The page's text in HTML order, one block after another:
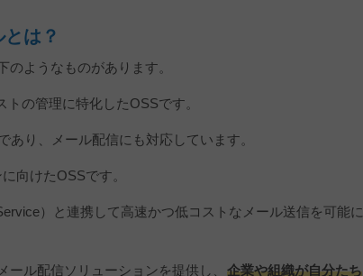
は？
ようなものがあります。
の管理に特化したOSSです。
あり、メール配信にも対応しています。
向けたOSSです。
）と連携して高速かつ低コストなメール送信を可能に
ル配信ソリューションを提供し、 企業や組織が自分たち